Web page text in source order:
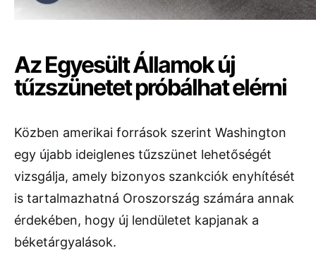
Az Egyesült Államok új
tűzszünetet próbálhat elérni
Közben amerikai források szerint Washington
egy újabb ideiglenes tűzszünet lehetőségét
vizsgálja, amely bizonyos szankciók enyhítését
is tartalmazhatná Oroszország számára annak
érdekében, hogy új lendületet kapjanak a
béketárgyalások.